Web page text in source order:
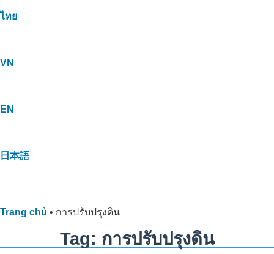
ไทย
VN
EN
日本語
Trang chủ • การปรับปรุงดิน
Tag: การปรับปรุงดิน